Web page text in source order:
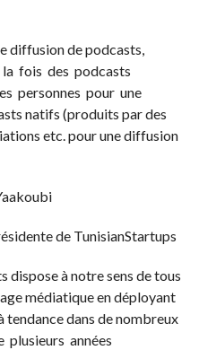
diffusion de podcasts,
la fois des podcasts
personnes pour une
natifs (produits par des
etc. pour une diffusion
de TunisianStartups
dispose à notre sens de tous
médiatique en déployant
dans de nombreux
plusieurs années